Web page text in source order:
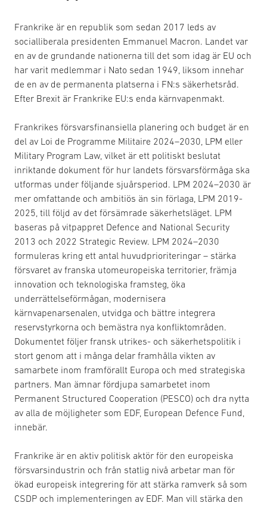
Frankrike är en republik som sedan 2017 leds av
socialliberala presidenten Emmanuel Macron. Landet var
en av de grundande nationerna till det som idag är EU och
har varit medlemmar i Nato sedan 1949, liksom innehar
de en av de permanenta platserna i FN:s säkerhetsråd.
Efter Brexit är Frankrike EU:s enda kärnvapenmakt.
Frankrikes försvarsfinansiella planering och budget är en
del av Loi de Programme Militaire 2024–2030, LPM eller
Military Program Law, vilket är ett politiskt beslutat
inriktande dokument för hur landets försvarsförmåga ska
utformas under följande sjuårsperiod. LPM 2024–2030 är
mer omfattande och ambitiös än sin förlaga, LPM 2019-
2025, till följd av det försämrade säkerhetsläget. LPM
baseras på vitpappret Defence and National Security
2013 och 2022 Strategic Review. LPM 2024–2030
formuleras kring ett antal huvudprioriteringar – stärka
försvaret av franska utomeuropeiska territorier, främja
innovation och teknologiska framsteg, öka
underrättelseförmågan, modernisera
kärnvapenarsenalen, utvidga och bättre integrera
reservstyrkorna och bemästra nya konfliktområden.
Dokumentet följer fransk utrikes- och säkerhetspolitik i
stort genom att i många delar framhålla vikten av
samarbete inom framförallt Europa och med strategiska
partners. Man ämnar fördjupa samarbetet inom
Permanent Structured Cooperation (PESCO) och dra nytta
av alla de möjligheter som EDF, European Defence Fund,
innebär.
Frankrike är en aktiv politisk aktör för den europeiska
försvarsindustrin och från statlig nivå arbetar man för
ökad europeisk integrering för att stärka ramverk så som
CSDP och implementeringen av EDF. Man vill stärka den